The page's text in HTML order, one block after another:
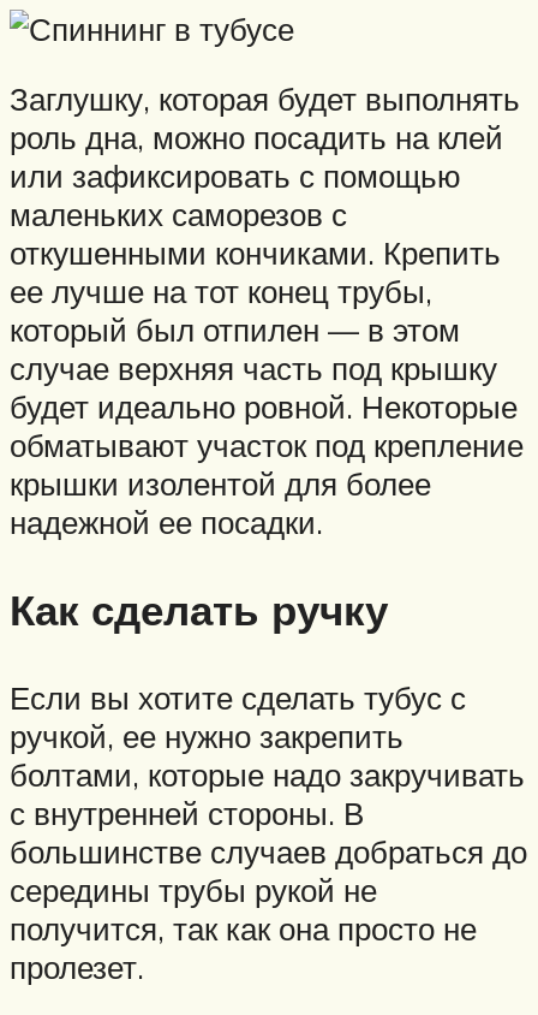
Заглушку, которая будет выполнять
роль дна, можно посадить на клей
или зафиксировать с помощью
маленьких саморезов с
откушенными кончиками. Крепить
ее лучше на тот конец трубы,
который был отпилен — в этом
случае верхняя часть под крышку
будет идеально ровной. Некоторые
обматывают участок под крепление
крышки изолентой для более
надежной ее посадки.
Как сделать ручку
Если вы хотите сделать тубус с
ручкой, ее нужно закрепить
болтами, которые надо закручивать
с внутренней стороны. В
большинстве случаев добраться до
середины трубы рукой не
получится, так как она просто не
пролезет.